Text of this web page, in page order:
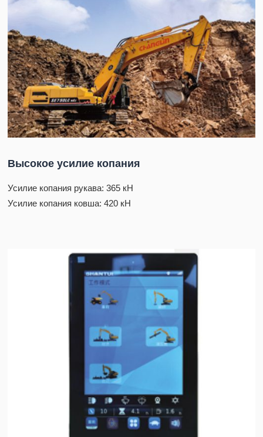
Высокое усилие копания
Усилие копания рукава: 365 кН
Усилие копания ковша: 420 кН